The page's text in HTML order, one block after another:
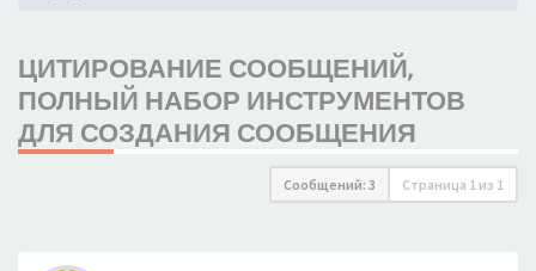
ЦИТИРОВАНИЕ СООБЩЕНИЙ,
ПОЛНЫЙ НАБОР ИНСТРУМЕНТОВ
ДЛЯ СОЗДАНИЯ СООБЩЕНИЯ
Сообщений: 3 Страница 1 из 1